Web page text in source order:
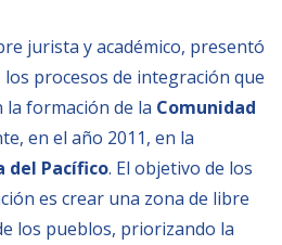
Grant
jurista y académico, presentó
procesos de integración que
formación de la Comunidad
en el año 2011, en la
del Pacífico. El objetivo de los
es crear una zona de libre
los pueblos, priorizando la